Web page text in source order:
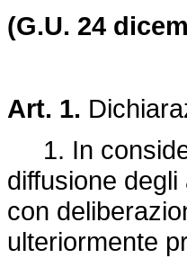
(G.U. 24
Art. 1.
1. In
diffusione
con
ulteriormente